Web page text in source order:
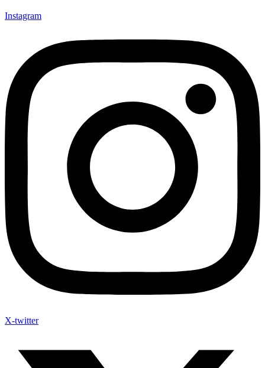
Instagram
X-twitter